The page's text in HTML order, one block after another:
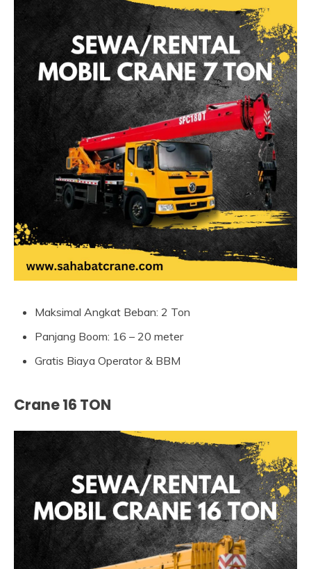
Maksimal Angkat Beban: 2 Ton
Panjang Boom: 16 – 20 meter
Gratis Biaya Operator & BBM
Crane 16 TON